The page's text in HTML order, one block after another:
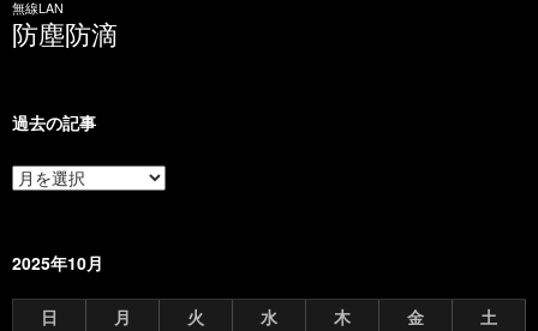
無線LAN
防塵防滴
過去の記事
過
去
事
2025年10月
日 月 火 水 木 金
土